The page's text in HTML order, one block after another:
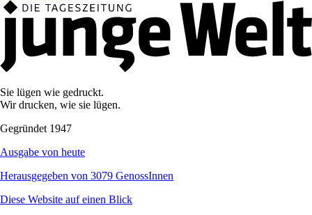
Sie lügen wie gedruckt.
Wir drucken, wie sie lügen.
Gegründet 1947
Ausgabe von heute
Herausgegeben von 3079 GenossInnen
Diese Website auf einen Blick